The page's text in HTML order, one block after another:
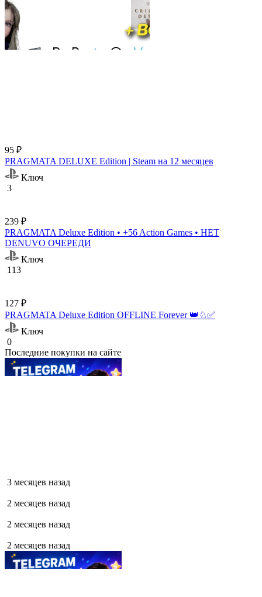
95 ₽
PRAGMATA DELUXE Edition | Steam на 12 месяцев
Ключ
3
239 ₽
PRAGMATA Deluxe Edition • +56 Action Games • НЕТ
DENUVO ОЧЕРЕДИ
Ключ
113
127 ₽
PRAGMATA Deluxe Edition OFFLINE Forever 👑♘✅
Ключ
0
Последние покупки на сайте
3 месяцев назад
2 месяцев назад
2 месяцев назад
2 месяцев назад